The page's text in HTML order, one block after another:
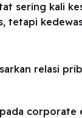
sering kali
tetapi
relasi
corporate